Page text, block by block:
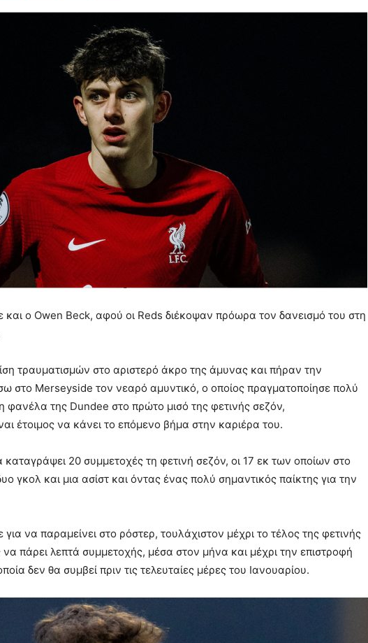
και ο Owen Beck, αφού οι Reds διέκοψαν πρόωρα τον δανεισμό του στη
τραυματισμών στο αριστερό άκρο της άμυνας και πήραν την
στο Merseyside τον νεαρό αμυντικό, ο οποίος πραγματοποίησε πολύ
φανέλα της Dundee στο πρώτο μισό της φετινής σεζόν,
έτοιμος να κάνει το επόμενο βήμα στην καριέρα του.
20 συμμετοχές τη φετινή σεζόν, οι 17 εκ των οποίων στο
γκολ και μια ασίστ και όντας ένας πολύ σημαντικός παίκτης για την
να παραμείνει στο ρόστερ, τουλάχιστον μέχρι το τέλος της φετινής
πάρει λεπτά συμμετοχής, μέσα στον μήνα και μέχρι την επιστροφή
δεν θα συμβεί πριν τις τελευταίες μέρες του Ιανουαρίου.